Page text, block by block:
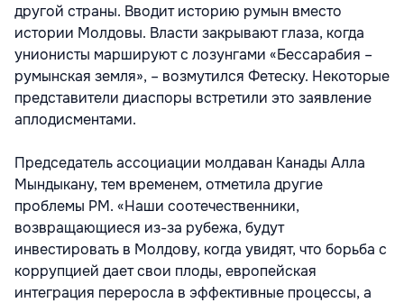
другой страны. Вводит историю румын вместо
истории Молдовы. Власти закрывают глаза, когда
унионисты маршируют с лозунгами «Бессарабия –
румынская земля», – возмутился Фетеску. Некоторые
представители диаспоры встретили это заявление
аплодисментами.
Председатель ассоциации молдаван Канады Алла
Мындыкану, тем временем, отметила другие
проблемы РМ. «Наши соотечественники,
возвращающиеся из-за рубежа, будут
инвестировать в Молдову, когда увидят, что борьба с
коррупцией дает свои плоды, европейская
интеграция переросла в эффективные процессы, а